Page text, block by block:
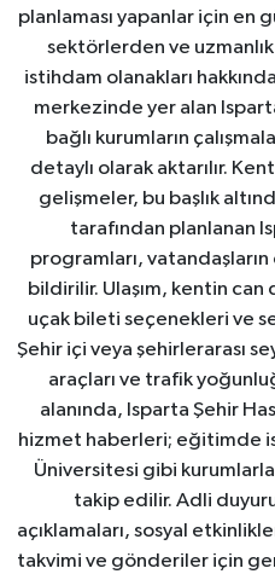
planlaması yapanlar için en
sektörlerden ve
istihdam olanakları
merkezinde yer alan
bağlı kurumların
detaylı olarak aktarılır.
gelişmeler, bu başlık
tarafından planlanan
programları,
bildirilir. Ulaşım, kentin can
uçak bileti seçenekleri ve
Şehir içi veya şehirlerarası
araçları ve trafik
alanında, Isparta Şehir
hizmet haberleri; eğitimde
Üniversitesi gibi
takip edilir. Adli
açıklamaları, sosyal
takvimi ve gönderiler için